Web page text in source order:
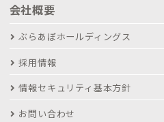
会社概要
ぶらあぼホールディングス
採用情報
情報セキュリティ基本方針
お問い合わせ